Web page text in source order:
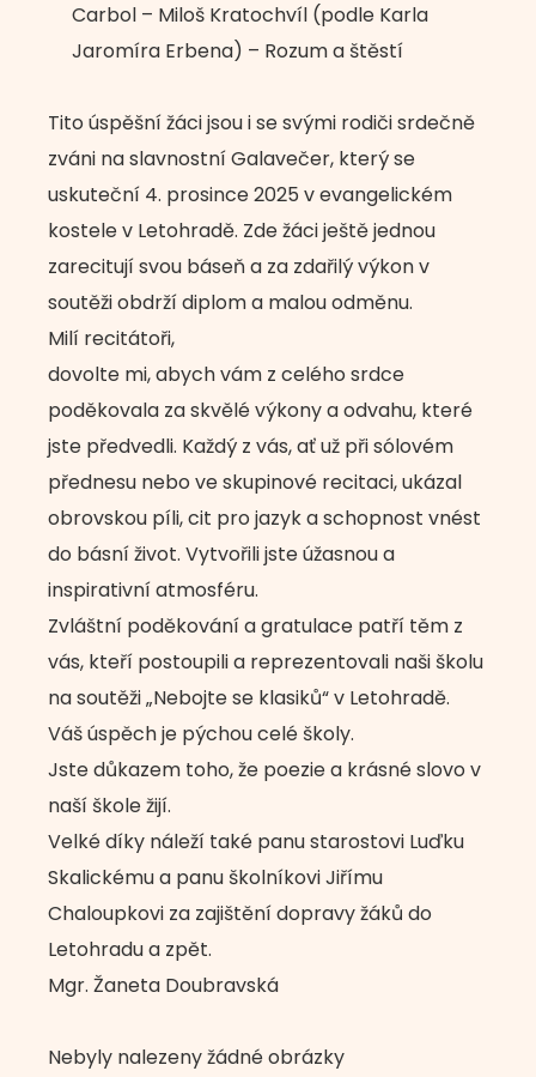
Carbol – Miloš Kratochvíl (podle Karla
Jaromíra Erbena) – Rozum a štěstí
Tito úspěšní žáci jsou i se svými rodiči srdečně
zváni na slavnostní Galavečer, který se
uskuteční 4. prosince 2025 v evangelickém
kostele v Letohradě. Zde žáci ještě jednou
zarecitují svou báseň a za zdařilý výkon v
soutěži obdrží diplom a malou odměnu.
Milí recitátoři,
dovolte mi, abych vám z celého srdce
poděkovala za skvělé výkony a odvahu, které
jste předvedli. Každý z vás, ať už při sólovém
přednesu nebo ve skupinové recitaci, ukázal
obrovskou píli, cit pro jazyk a schopnost vnést
do básní život. Vytvořili jste úžasnou a
inspirativní atmosféru.
Zvláštní poděkování a gratulace patří těm z
vás, kteří postoupili a reprezentovali naši školu
na soutěži „Nebojte se klasiků“ v Letohradě.
Váš úspěch je pýchou celé školy.
Jste důkazem toho, že poezie a krásné slovo v
naší škole žijí.
Velké díky náleží také panu starostovi Luďku
Skalickému a panu školníkovi Jiřímu
Chaloupkovi za zajištění dopravy žáků do
Letohradu a zpět.
Mgr. Žaneta Doubravská
Nebyly nalezeny žádné obrázky